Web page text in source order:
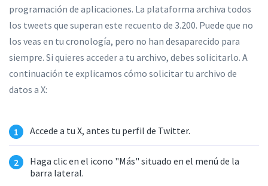
programación de aplicaciones. La plataforma archiva todos
los tweets que superan este recuento de 3.200. Puede que no
los veas en tu cronología, pero no han desaparecido para
siempre. Si quieres acceder a tu archivo, debes solicitarlo. A
continuación te explicamos cómo solicitar tu archivo de
datos a X:
Accede a tu X, antes tu perfil de Twitter.
Haga clic en el icono "Más" situado en el menú de la
barra lateral.